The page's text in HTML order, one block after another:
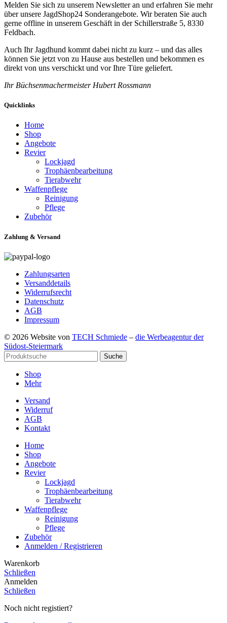
Melden Sie sich zu unserem Newsletter an und erfahren Sie mehr
über unsere JagdShop24 Sonderangebote. Wir beraten Sie auch
gerne offline in unserem Geschäft in der Schillerstraße 5, 8330
Feldbach.
Auch Ihr Jagdhund kommt dabei nicht zu kurz – und das alles
können Sie jetzt von zu Hause aus bestellen und bekommen es
direkt von uns verschickt und vor Ihre Türe geliefert.
Ihr Büchsenmachermeister Hubert Rossmann
Quicklinks
Home
Shop
Angebote
Revier
Lockjagd
Trophäenbearbeitung
Tierabwehr
Waffenpflege
Reinigung
Pflege
Zubehör
Zahlung & Versand
Zahlungsarten
Versanddetails
Widerrufsrecht
Datenschutz
AGB
Impressum
© 2026 Website von TECH Schmiede – die Werbeagentur der
Südost-Steiermark
Suche
Shop
Mehr
Versand
Widerruf
AGB
Kontakt
Home
Shop
Angebote
Revier
Lockjagd
Trophäenbearbeitung
Tierabwehr
Waffenpflege
Reinigung
Pflege
Zubehör
Anmelden / Registrieren
Warenkorb
Schließen
Anmelden
Schließen
Noch nicht registiert?